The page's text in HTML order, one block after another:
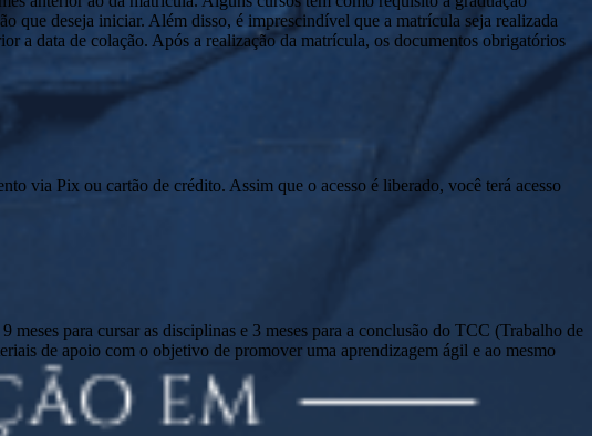
que deseja iniciar. Além disso, é imprescindível que a matrícula seja realizada
a data de colação. Após a realização da matrícula, os documentos obrigatórios
via Pix ou cartão de crédito. Assim que o acesso é liberado, você terá acesso
para cursar as disciplinas e 3 meses para a conclusão do TCC (Trabalho de
de apoio com o objetivo de promover uma aprendizagem ágil e ao mesmo